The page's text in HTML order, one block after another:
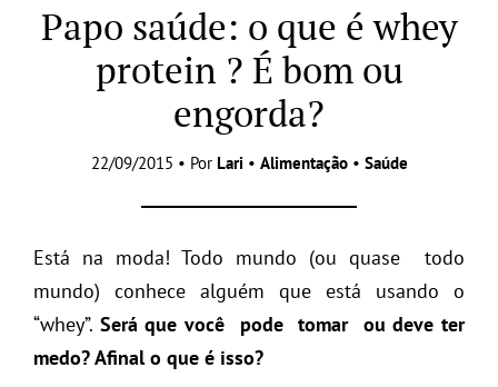
Papo saúde: o que é whey
protein ? É bom ou
engorda?
22/09/2015 • Por Lari • Alimentação• Saúde
Está na moda! Todo mundo (ou quase todo
mundo) conhece alguém que está usando o
“whey”. Será que você pode tomar ou deve ter
medo? Afinal o que é isso?